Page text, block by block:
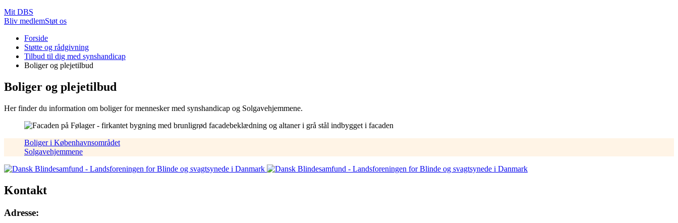
Mit DBS
Bliv medlemStøt os
Forside
Støtte og rådgivning
Tilbud til dig med synshandicap
Boliger og plejetilbud
Boliger og plejetilbud
Her finder du information om boliger for mennesker med synshandicap og Solgavehjemmene.
Boliger i Københavnsområdet
Solgavehjemmene
Kontakt
Adresse: